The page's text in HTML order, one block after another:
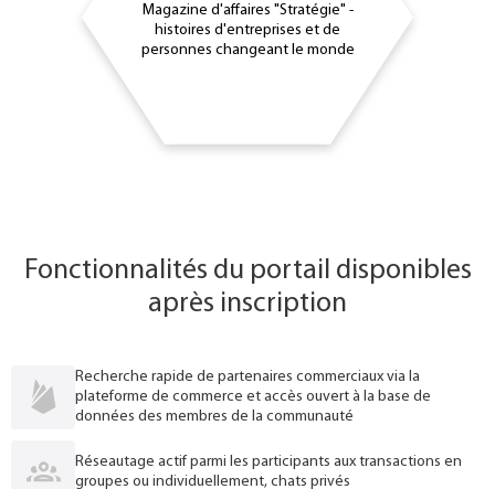
Magazine d'affaires "Stratégie" -
histoires d'entreprises et de
personnes changeant le monde
Fonctionnalités du portail disponibles
après inscription
Recherche rapide de partenaires commerciaux via la
plateforme de commerce et accès ouvert à la base de
données des membres de la communauté
Réseautage actif parmi les participants aux transactions en
groupes ou individuellement, chats privés